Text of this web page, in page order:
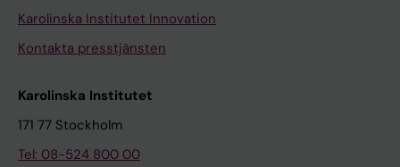
Karolinska Institutet Innovation
Kontakta presstjänsten
Karolinska Institutet
171 77 Stockholm
Tel: 08-524 800 00